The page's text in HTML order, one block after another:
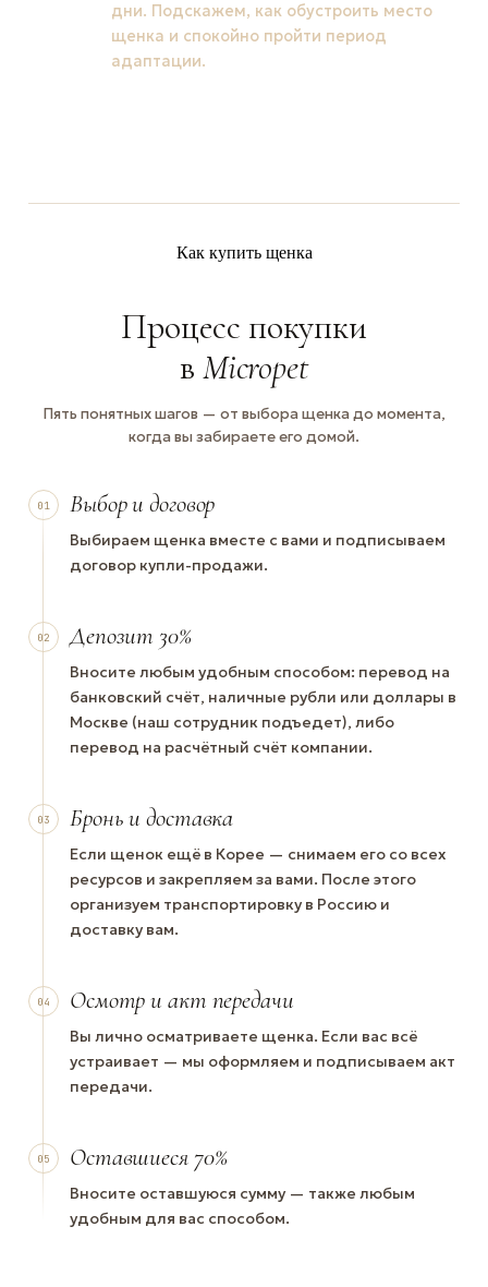
дни. Подскажем, как обустроить место
щенка и спокойно пройти период
адаптации.
Как купить щенка
Процесс покупки
в Micropet
Пять понятных шагов — от выбора щенка до момента,
когда вы забираете его домой.
01 Выбор и договор
Выбираем щенка вместе с вами и подписываем
договор купли-продажи.
02 Депозит 30%
Вносите любым удобным способом: перевод на
банковский счёт, наличные рубли или доллары в
Москве (наш сотрудник подъедет), либо
перевод на расчётный счёт компании.
03 Бронь и доставка
Если щенок ещё в Корее — снимаем его со всех
ресурсов и закрепляем за вами. После этого
организуем транспортировку в Россию и
доставку вам.
04 Осмотр и акт передачи
Вы лично осматриваете щенка. Если вас всё
устраивает — мы оформляем и подписываем акт
передачи.
05 Оставшиеся 70%
Вносите оставшуюся сумму — также любым
удобным для вас способом.